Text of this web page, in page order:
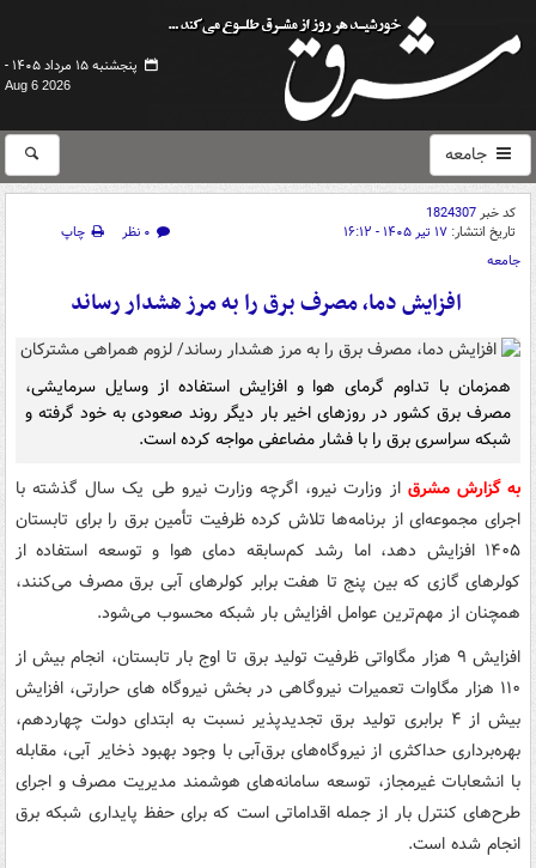
پنجشنبه ۱۵ مرداد ۱۴۰۵ -
Aug 6 2026
جامعه
کد خبر1824307
تاریخ انتشار: ۱۷ تیر ۱۴۰۵ - ۱۶:۱۲ ۰ نظر
چاپ
جامعه
️ افزایش دما، مصرف برق را به مرز هشدار رساند
همزمان با تداوم گرمای هوا و افزایش استفاده از وسایل سرمایشی،
مصرف برق کشور در روزهای اخیر بار دیگر روند صعودی به خود گرفته و
شبکه سراسری برق را با فشار مضاعفی مواجه کرده است.
به گزارش مشرق از وزارت نیرو، اگرچه وزارت نیرو طی یک سال گذشته با
اجرای مجموعه‌ای از برنامه‌ها تلاش کرده ظرفیت تأمین برق را برای تابستان
۱۴۰۵ افزایش دهد، اما رشد کم‌سابقه دمای هوا و توسعه استفاده از
کولرهای گازی که بین پنج تا هفت برابر کولرهای آبی برق مصرف می‌کنند،
همچنان از مهم‌ترین عوامل افزایش بار شبکه محسوب می‌شود.
افزایش ۹ هزار مگاواتی ظرفیت تولید برق تا اوج بار تابستان، انجام بیش از
۱۱۰ هزار مگاوات تعمیرات نیروگاهی در بخش نیروگاه های حرارتی، افزایش
بیش از ۴ برابری تولید برق تجدیدپذیر نسبت به ابتدای دولت چهاردهم،
بهره‌برداری حداکثری از نیروگاه‌های برق‌آبی با وجود بهبود ذخایر آبی، مقابله
با انشعابات غیرمجاز، توسعه سامانه‌های هوشمند مدیریت مصرف و اجرای
طرح‌های کنترل بار از جمله اقداماتی است که برای حفظ پایداری شبکه برق
انجام شده است.